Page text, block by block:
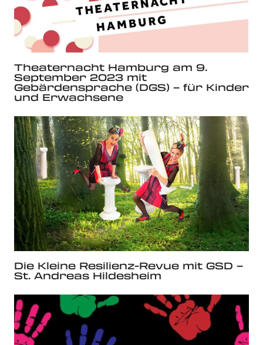
Theaternacht Hamburg am 9.
September 2023 mit
Gebärdensprache (DGS) – für Kinder
und Erwachsene
Die Kleine Resilienz-Revue mit GSD –
St. Andreas Hildesheim